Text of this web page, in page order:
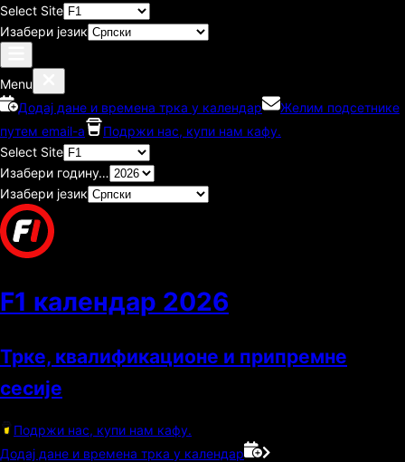
Select Site
Изабери језик
Menu
Додај дане и времена трка у календар
Желим подсетнике
путем email-а
Подржи нас, купи нам кафу.
Select Site
Изабери годину…
Изабери језик
F1 календар 2026
Трке, квалификационе и припремне
сесије
Подржи нас, купи нам кафу.
Додај дане и времена трка у календар